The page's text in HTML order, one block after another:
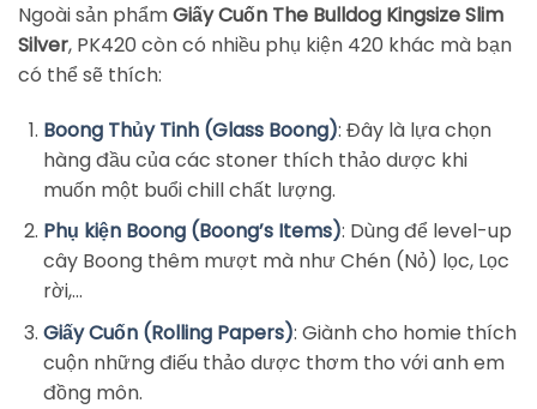
Ngoài sản phẩmGiấy Cuốn The Bulldog Kingsize Slim
Silver, PK420 còn có nhiều phụ kiện 420 khác mà bạn
có thể sẽ thích:
Boong Thủy Tinh (Glass Boong): Đây là lựa chọn
hàng đầu của các stoner thích thảo dược khi
muốn một buổi chill chất lượng.
Phụ kiện Boong (Boong’s Items): Dùng để level-up
cây Boong thêm mượt mà như Chén (Nỏ) lọc, Lọc
rời,…
Giấy Cuốn (Rolling Papers): Giành cho homie thích
cuộn những điếu thảo dược thơm tho với anh em
đồng môn.